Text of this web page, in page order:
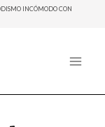
INCÓMODO CON